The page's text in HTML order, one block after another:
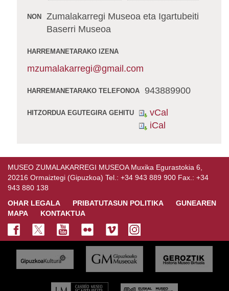
NON
Zumalakarregi Museoa eta Igartubeiti
Baserri Museoa
HARREMANETARAKO IZENA
mzumalakarregi@gmail.com
HARREMANETARAKO TELEFONOA 943889900
HITZORDUA EGUTEGIRA GEHITU
vCal
iCal
MUSEO ZUMALAKARREGI MUSEOA Muxika Egurastokia 6,
20216 Ormaiztegi (Gipuzkoa) Tel.: +34 943 889 900 Fax.: +34
943 880 138
OHAR LEGALA
PRIBATUTASUN POLITIKA
GUNEAREN
MAPA
KONTAKTUA